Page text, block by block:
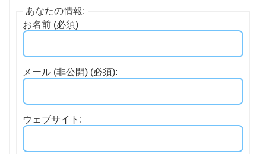
あなたの情報:
お名前 (必須)
メール (非公開) (必須):
ウェブサイト: